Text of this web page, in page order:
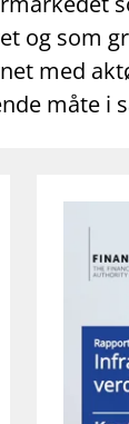
og som
med
måte i